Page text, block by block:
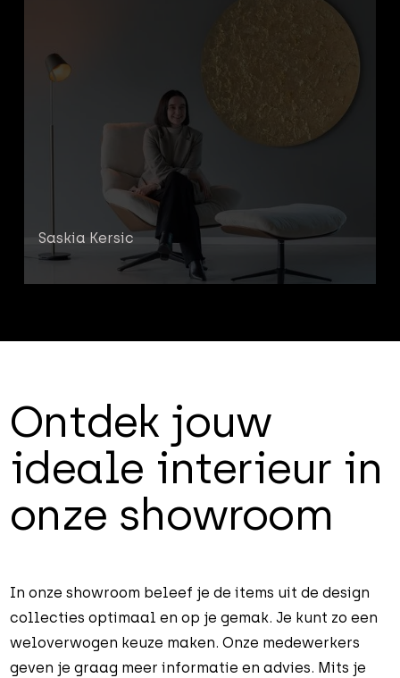
Saskia Kersic
Ontdek jouw
ideale interieur in
onze showroom
In onze showroom beleef je de items uit de design
collecties optimaal en op je gemak. Je kunt zo een
weloverwogen keuze maken. Onze medewerkers
geven je graag meer informatie en advies. Mits je